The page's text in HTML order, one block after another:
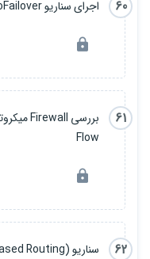
60 اجرای سناریو AutoFailover برای داشتن اینترنت Backup
61
Flow
62 سناریو PBR (Policy Based Routing) همراه با Failover